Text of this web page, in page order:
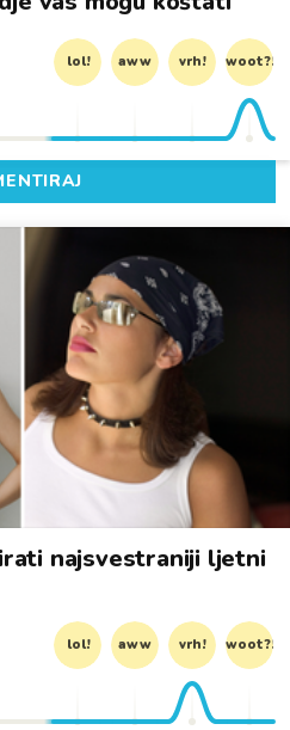
lol! aww vrh! woot?!
najsvestraniji ljetni
lol! aww vrh! woot?!